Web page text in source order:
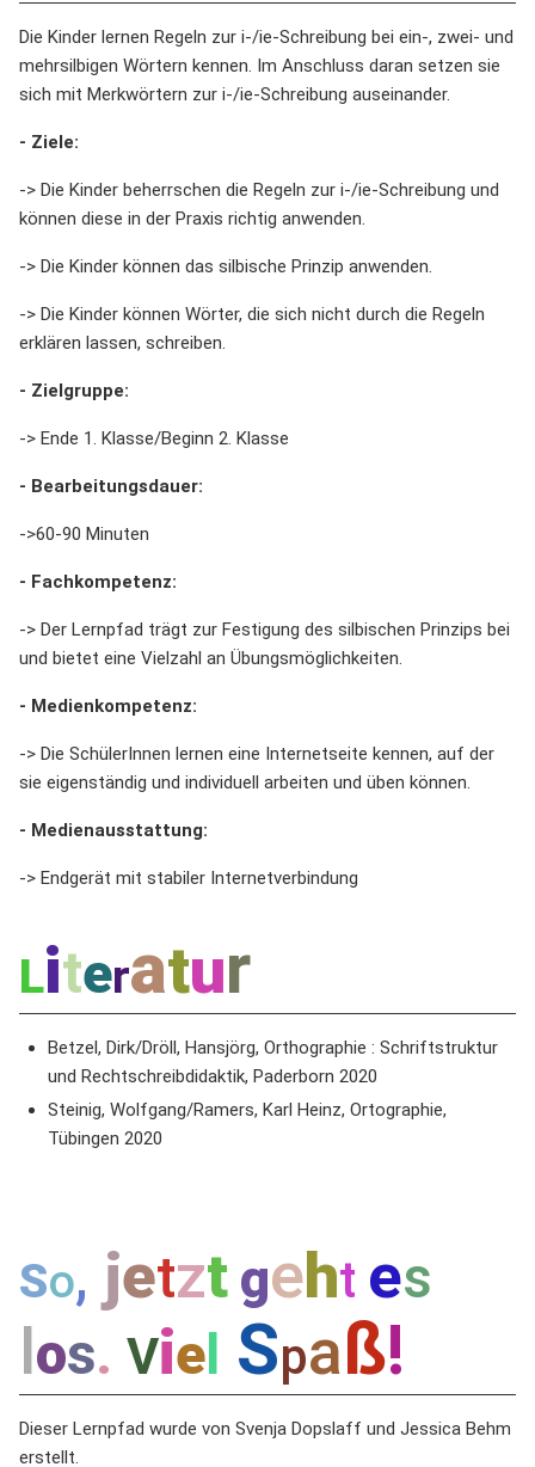
Die Kinder lernen Regeln zur i-/ie-Schreibung bei ein-, zwei- und
mehrsilbigen Wörtern kennen. Im Anschluss daran setzen sie
sich mit Merkwörtern zur i-/ie-Schreibung auseinander.
- Ziele:
-> Die Kinder beherrschen die Regeln zur i-/ie-Schreibung und
können diese in der Praxis richtig anwenden.
-> Die Kinder können das silbische Prinzip anwenden.
-> Die Kinder können Wörter, die sich nicht durch die Regeln
erklären lassen, schreiben.
- Zielgruppe:
-> Ende 1. Klasse/Beginn 2. Klasse
- Bearbeitungsdauer:
->60-90 Minuten
- Fachkompetenz:
-> Der Lernpfad trägt zur Festigung des silbischen Prinzips bei
und bietet eine Vielzahl an Übungsmöglichkeiten.
- Medienkompetenz:
-> Die SchülerInnen lernen eine Internetseite kennen, auf der
sie eigenständig und individuell arbeiten und üben können.
- Medienausstattung:
-> Endgerät mit stabiler Internetverbindung
Literatur
Betzel, Dirk/Dröll, Hansjörg, Orthographie : Schriftstruktur
und Rechtschreibdidaktik, Paderborn 2020
Steinig, Wolfgang/Ramers, Karl Heinz, Ortographie,
Tübingen 2020
So, jetzt geht es
los. Vie Spaß!
Dieser Lernpfad wurde von Svenja Dopslaff und Jessica Behm
erstellt.